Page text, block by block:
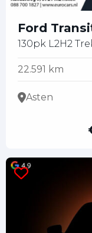
Ford
130pk L2H2
22.591 km
Asten